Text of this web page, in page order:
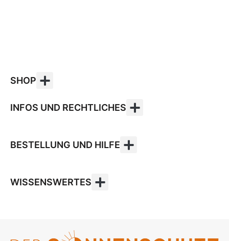
SHOP
INFOS UND RECHTLICHES
BESTELLUNG UND HILFE
WISSENSWERTES